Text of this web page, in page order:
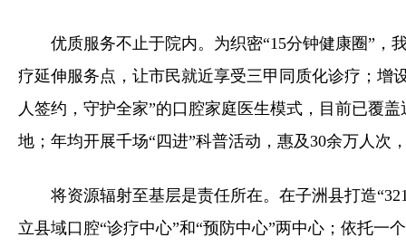
优质服务不止于院内。为织密“15分钟健康圈”，
疗延伸服务点，让市民就近享受三甲同质化诊疗；增
人签约，守护全家”的口腔家庭医生模式，目前已覆
地；年均开展千场“四进”科普活动，惠及30余万人次
将资源辐射至基层是责任所在。在子洲县打造
立县域口腔“诊疗中心”和“预防中心”两中心；依托一